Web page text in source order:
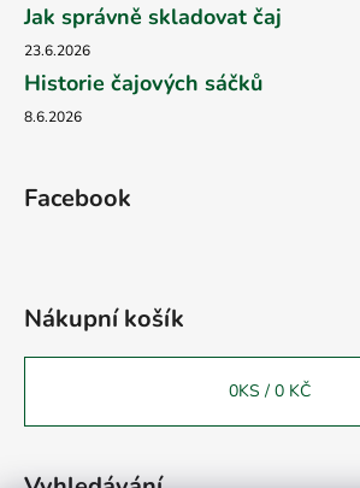
Jak správně skladovat čaj
23.6.2026
Historie čajových sáčků
8.6.2026
Facebook
Nákupní košík
0KS / 0 KČ